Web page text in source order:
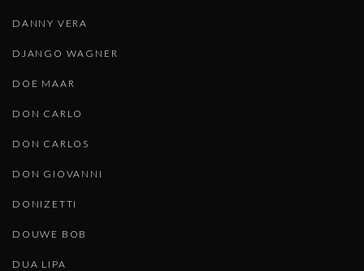
DANNY VERA
DJANGO WAGNER
DOE MAAR
DON CARLO
DON CARLOS
DON GIOVANNI
DONIZETTI
DOUWE BOB
DUA LIPA